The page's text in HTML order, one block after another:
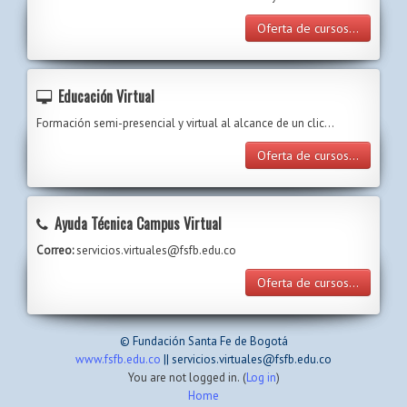
Oferta de cursos...
Educación Virtual
Formación semi-presencial y virtual al alcance de un clic…
Oferta de cursos...
Ayuda Técnica Campus Virtual
Correo:servicios.virtuales@fsfb.edu.co
Oferta de cursos...
© Fundación Santa Fe de Bogotá
www.fsfb.edu.co || servicios.virtuales@fsfb.edu.co
You are not logged in. (Log in)
Home